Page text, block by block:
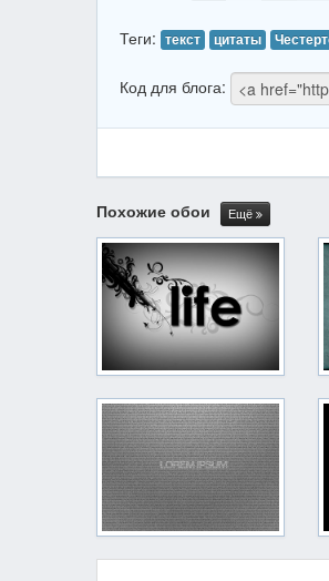
Теги: текст цитаты
Код для блога:
Похожие обои Ещё